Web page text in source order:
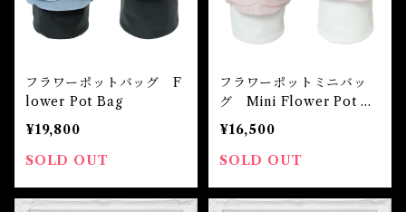
フラワーポットバッグ F
lower Pot Bag
¥19,800
SOLD OUT
フラワーポットミニバッ
グ Mini Flower Pot Ba
g
¥16,500
SOLD OUT